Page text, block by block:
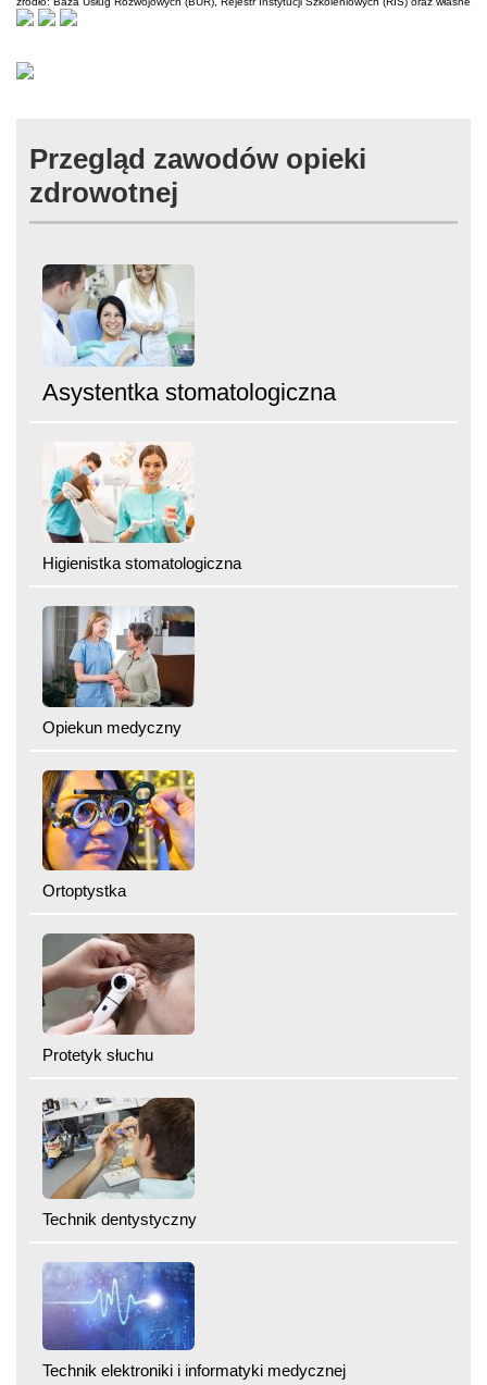
Przegląd zawodów opieki
zdrowotnej
Asystentka stomatologiczna
Higienistka stomatologiczna
Opiekun medyczny
Ortoptystka
Protetyk słuchu
Technik dentystyczny
Technik elektroniki i informatyki medycznej